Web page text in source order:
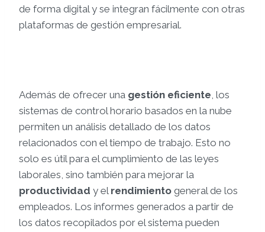
de forma digital y se integran fácilmente con otras
plataformas de gestión empresarial.
Además de ofrecer una gestión eficiente, los
sistemas de control horario basados en la nube
permiten un análisis detallado de los datos
relacionados con el tiempo de trabajo. Esto no
solo es útil para el cumplimiento de las leyes
laborales, sino también para mejorar la
productividad y el rendimiento general de los
empleados. Los informes generados a partir de
los datos recopilados por el sistema pueden